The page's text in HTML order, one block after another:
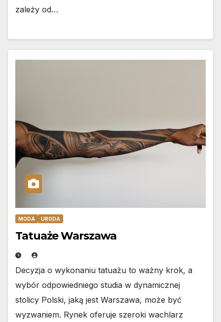
zależy od…
MODA URODA
Tatuaże Warszawa
Decyzja o wykonaniu tatuażu to ważny krok, a
wybór odpowiedniego studia w dynamicznej
stolicy Polski, jaką jest Warszawa, może być
wyzwaniem. Rynek oferuje szeroki wachlarz